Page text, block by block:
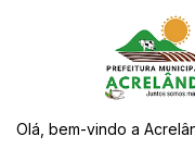
Olá, bem-vindo a